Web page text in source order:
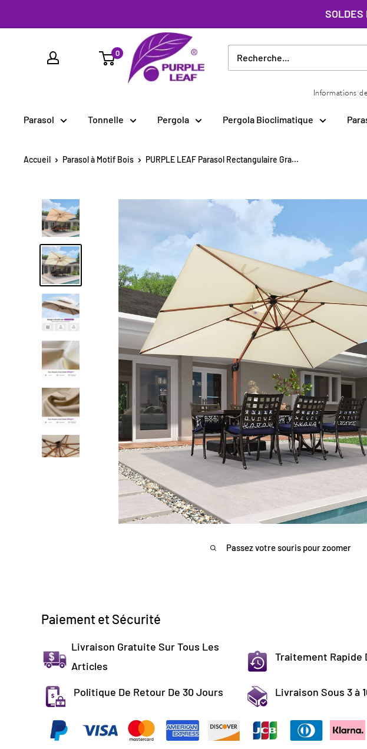
au
SOLDES
0
PURPLE
LEAF
France
Informations
Parasol Tonnelle Pergola Pergola Bioclimatique
Accueil Parasol à Motif Bois PURPLE LEAF Parasol Rectangulaire Gra...
Passez votre souris pour zoomer
Paiement et Sécurité
Livraison Gratuite Sur Tous Les
Articles
Traitement Rapide
Politique De Retour De 30 Jours Livraison Sous 3 à